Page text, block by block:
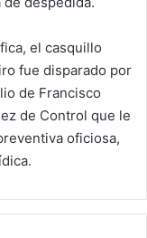
el casquillo
fue disparado por
de Francisco
de Control que le
oficiosa,